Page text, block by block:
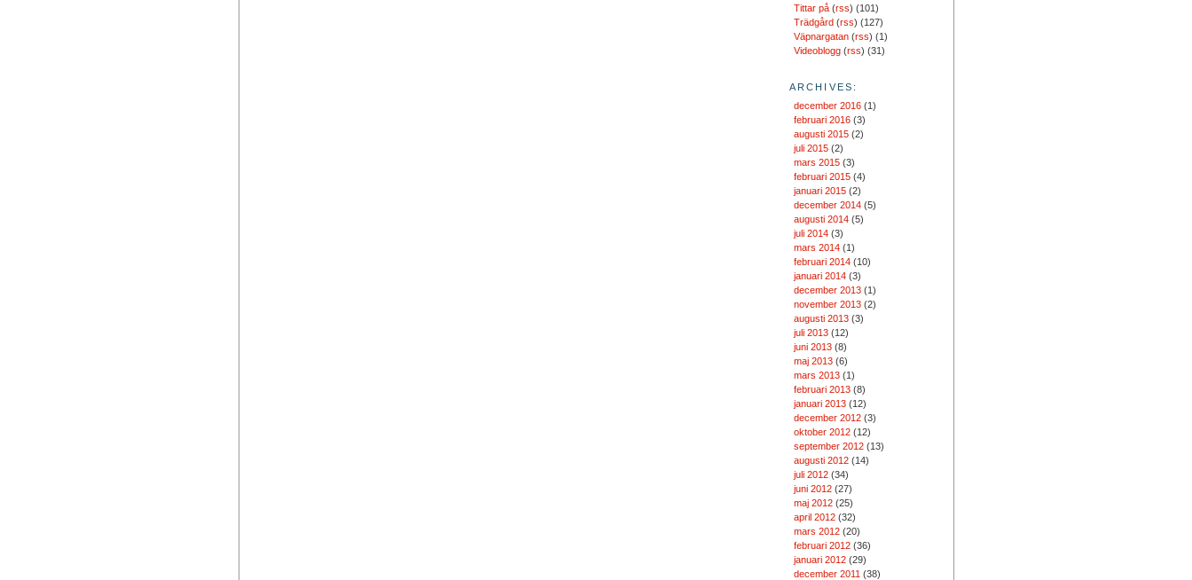
Tittar på(rss) (101)
Trädgård(rss) (127)
Väpnargatan(rss) (1)
Videoblogg(rss) (31)
ARCHIVES:
december 2016(1)
februari 2016(3)
augusti 2015(2)
juli 2015(2)
mars 2015(3)
februari 2015(4)
januari 2015(2)
december 2014(5)
augusti 2014(5)
juli 2014(3)
mars 2014(1)
februari 2014(10)
januari 2014(3)
december 2013(1)
november 2013(2)
augusti 2013(3)
juli 2013(12)
juni 2013(8)
maj 2013(6)
mars 2013(1)
februari 2013(8)
januari 2013(12)
december 2012(3)
oktober 2012(12)
september 2012(13)
augusti 2012(14)
juli 2012(34)
juni 2012(27)
maj 2012(25)
april 2012(32)
mars 2012(20)
februari 2012(36)
januari 2012(29)
december 2011 (38)